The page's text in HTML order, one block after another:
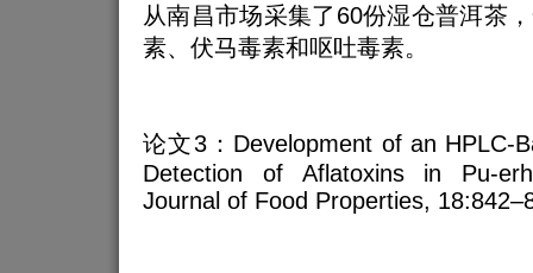
从南昌市场采集了60份湿仓普洱茶
素、伏马毒素和呕吐毒素。
论文3：Development of an HPLC-
Detection of Aflatoxins in Pu-
Journal of Food Properties,